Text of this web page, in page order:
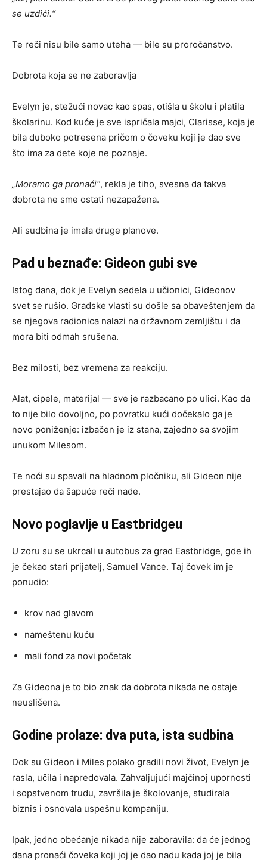
se uzdići.“
Te reči nisu bile samo uteha — bile su proročanstvo.
Dobrota koja se ne zaboravlja
Evelyn je, stežući novac kao spas, otišla u školu i platila
školarinu. Kod kuće je sve ispričala majci, Clarisse, koja je
bila duboko potresena pričom o čoveku koji je dao sve
što ima za dete koje ne poznaje.
„Moramo ga pronaći“, rekla je tiho, svesna da takva
dobrota ne sme ostati nezapažena.
Ali sudbina je imala druge planove.
Pad u beznađe: Gideon gubi sve
Istog dana, dok je Evelyn sedela u učionici, Gideonov
svet se rušio. Gradske vlasti su došle sa obaveštenjem da
se njegova radionica nalazi na državnom zemljištu i da
mora biti odmah srušena.
Bez milosti, bez vremena za reakciju.
Alat, cipele, materijal — sve je razbacano po ulici. Kao da
to nije bilo dovoljno, po povratku kući dočekalo ga je
novo poniženje: izbačen je iz stana, zajedno sa svojim
unukom Milesom.
Te noći su spavali na hladnom pločniku, ali Gideon nije
prestajao da šapuće reči nade.
Novo poglavlje u Eastbridgeu
U zoru su se ukrcali u autobus za grad Eastbridge, gde ih
je čekao stari prijatelj, Samuel Vance. Taj čovek im je
ponudio:
krov nad glavom
nameštenu kuću
mali fond za novi početak
Za Gideona je to bio znak da dobrota nikada ne ostaje
neuslišena.
Godine prolaze: dva puta, ista sudbina
Dok su Gideon i Miles polako gradili novi život, Evelyn je
rasla, učila i napredovala. Zahvaljujući majčinoj upornosti
i sopstvenom trudu, završila je školovanje, studirala
biznis i osnovala uspešnu kompaniju.
Ipak, jedno obećanje nikada nije zaboravila: da će jednog
dana pronaći čoveka koji joj je dao nadu kada joj je bila